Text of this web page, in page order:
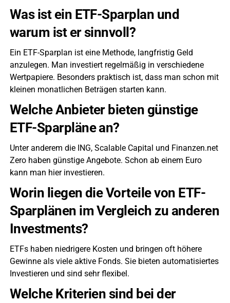
Was ist ein ETF-Sparplan und
warum ist er sinnvoll?
Ein ETF-Sparplan ist eine Methode, langfristig Geld
anzulegen. Man investiert regelmäßig in verschiedene
Wertpapiere. Besonders praktisch ist, dass man schon mit
kleinen monatlichen Beträgen starten kann.
Welche Anbieter bieten günstige
ETF-Sparpläne an?
Unter anderem die ING, Scalable Capital und Finanzen.net
Zero haben günstige Angebote. Schon ab einem Euro
kann man hier investieren.
Worin liegen die Vorteile von ETF-
Sparplänen im Vergleich zu anderen
Investments?
ETFs haben niedrigere Kosten und bringen oft höhere
Gewinne als viele aktive Fonds. Sie bieten automatisiertes
Investieren und sind sehr flexibel.
Welche Kriterien sind bei der